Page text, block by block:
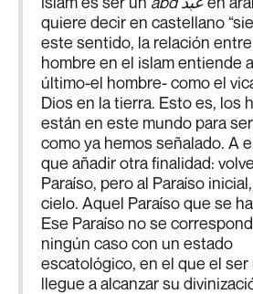
quiere decir en castellano
este sentido, la relación
hombre en el islam entiende
último-el hombre- como el
Dios en la tierra. Esto es, los
están en este mundo para
como ya hemos señalado. A
que añadir otra finalidad:
Paraíso, pero al Paraíso
cielo. Aquel Paraíso que se
Ese Paraíso no se
ningún caso con un estado
escatológico, en el que el ser
llegue a alcanzar su